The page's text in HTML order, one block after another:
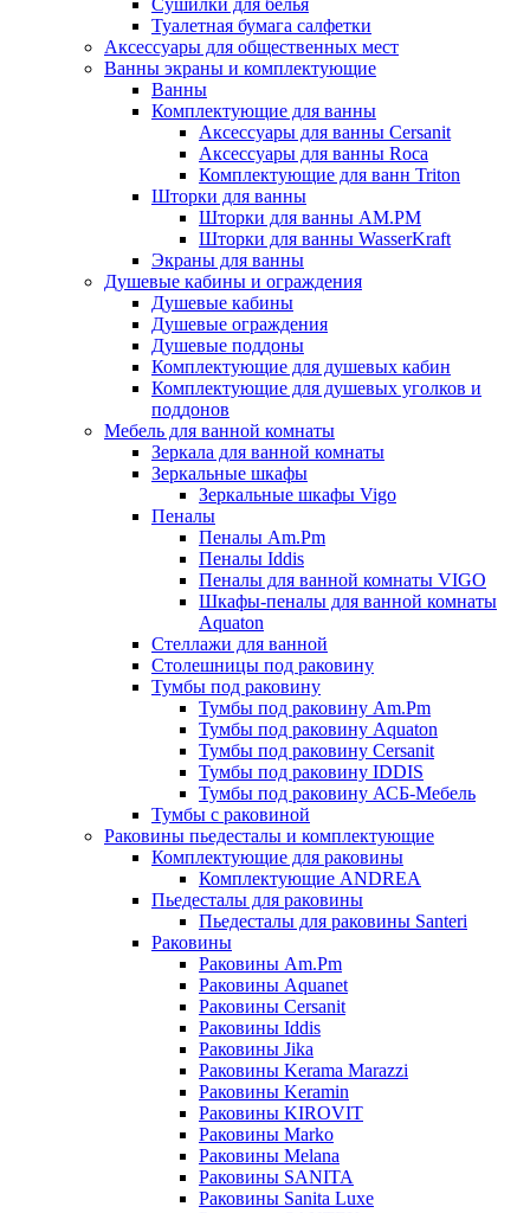
Сушилки для белья
Туалетная бумага салфетки
Аксессуары для общественных мест
Ванны экраны и комплектующие
Ванны
Комплектующие для ванны
Аксессуары для ванны Cersanit
Аксессуары для ванны Roca
Комплектующие для ванн Triton
Шторки для ванны
Шторки для ванны AM.PM
Шторки для ванны WasserKraft
Экраны для ванны
Душевые кабины и ограждения
Душевые кабины
Душевые ограждения
Душевые поддоны
Комплектующие для душевых кабин
Комплектующие для душевых уголков и
поддонов
Мебель для ванной комнаты
Зеркала для ванной комнаты
Зеркальные шкафы
Зеркальные шкафы Vigo
Пеналы
Пеналы Am.Pm
Пеналы Iddis
Пеналы для ванной комнаты VIGO
Шкафы-пеналы для ванной комнаты
Aquaton
Стеллажи для ванной
Столешницы под раковину
Тумбы под раковину
Тумбы под раковину Am.Pm
Тумбы под раковину Aquaton
Тумбы под раковину Cersanit
Тумбы под раковину IDDIS
Тумбы под раковину АСБ-Мебель
Тумбы с раковиной
Раковины пьедесталы и комплектующие
Комплектующие для раковины
Комплектующие ANDREA
Пьедесталы для раковины
Пьедесталы для раковины Santeri
Раковины
Раковины Am.Pm
Раковины Aquanet
Раковины Cersanit
Раковины Iddis
Раковины Jika
Раковины Kerama Marazzi
Раковины Keramin
Раковины KIROVIT
Раковины Marko
Раковины Melana
Раковины SANITA
Раковины Sanita Luxe